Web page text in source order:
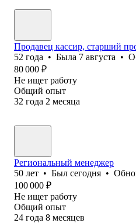
Продавец кассир, старший
52 года • Была 7 августа •
80 000 ₽
Не ищет работу
Общий опыт
32 года 2 месяца
Региональный менеджер
50 лет • Был сегодня •
100 000 ₽
Не ищет работу
Общий опыт
24 года 8 месяцев